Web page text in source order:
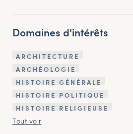
Domaines d'intérêts
ARCHITECTURE
ARCHÉOLOGIE
HISTOIRE GÉNÉRALE
HISTOIRE POLITIQUE
HISTOIRE RELIGIEUSE
Tout voir